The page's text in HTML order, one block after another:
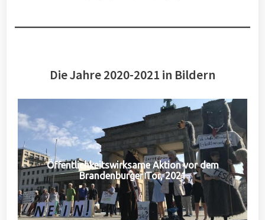
Die Jahre 2020-2021 in Bildern
Öffentlichkeitswirksame Aktion vor dem
Brandenburger Tor, 2021